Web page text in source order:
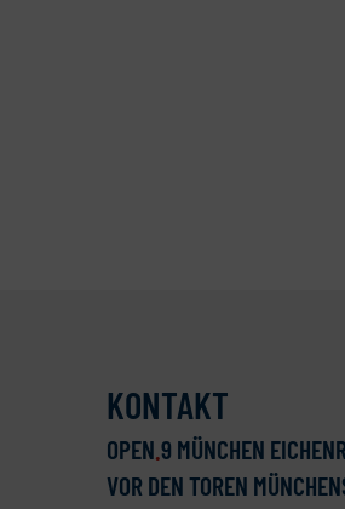
KONTAKT
OPEN.9 MÜNCHEN
VOR DEN TOREN